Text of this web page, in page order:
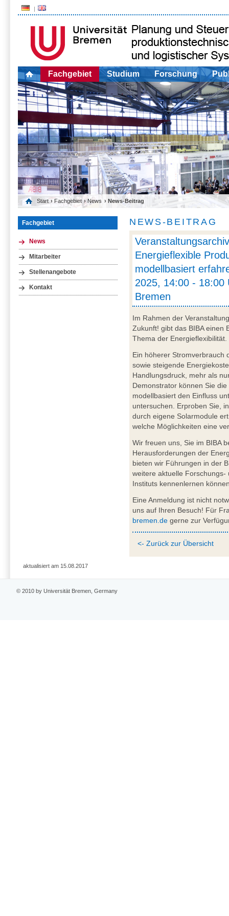
Fachgebiet Studium Forschung
Start › Fachgebiet › News › News-Beitrag
Fachgebiet
News
Mitarbeiter
Stellenangebote
Kontakt
NEWS-BEITRAG
Energieflexible
modellbasiert
2025, 14:00 - 18:00
Bremen
Im Rahmen der
Zukunft! gibt das BIBA einen
Thema der Energieflexibilität.
Ein höherer Stromverbrauch
sowie steigende
Handlungsdruck, mehr als
Demonstrator können Sie
modellbasiert den Einfluss
untersuchen. Erproben Sie,
durch eigene Solarmodule
welche Möglichkeiten eine
Wir freuen uns, Sie im BIBA
Herausforderungen der
bieten wir Führungen in der
weitere aktuelle
Instituts kennenlernen
Eine Anmeldung ist nicht
uns auf Ihren Besuch! Für
bremen.de gerne zur
<- Zurück zur Übersicht
aktualisiert am 15.08.2017
© 2010 by Universität Bremen, Germany